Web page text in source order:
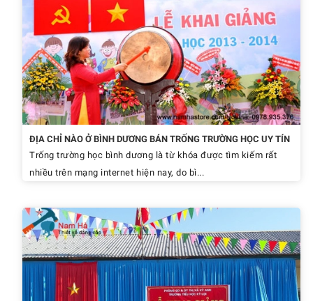
ĐỊA CHỈ NÀO Ở BÌNH DƯƠNG BÁN TRỐNG TRƯỜNG HỌC UY TÍN
Trống trường học bình dương là từ khóa được tìm kiếm rất
nhiều trên mạng internet hiện nay, do bì...